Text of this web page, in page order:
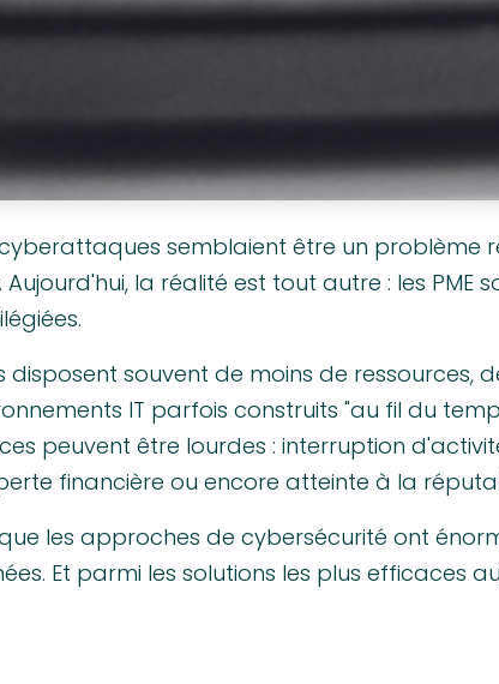
semblaient être un problème
la réalité est tout autre : les PME
disposent souvent de moins de ressources,
IT parfois construits "au fil du
peuvent être lourdes : interruption
financière ou encore atteinte à la
les approches de cybersécurité ont
Et parmi les solutions les plus efficaces